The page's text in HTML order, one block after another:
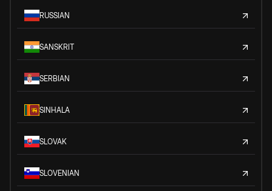
RUSSIAN
SANSKRIT
SERBIAN
SINHALA
SLOVAK
SLOVENIAN